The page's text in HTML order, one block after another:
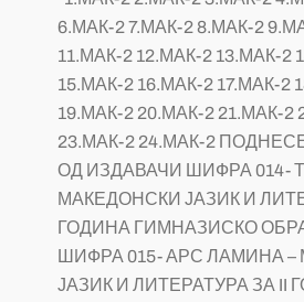
6.МАК-2 7.МАК-2 8.МАК-2
11.МАК-2 12.МАК-2 13.МАК-2
15.МАК-2 16.МАК-2 17.МАК-2
19.МАК-2 20.МАК-2 21.МАК-2
23.МАК-2 24.МАК-2
ОД ИЗДАВАЧИ ШИФРА 014-
МАКЕДОНСКИ ЈАЗИК И
ГОДИНА ГИМНАЗИСКО
ШИФРА 015- АРС ЛАМИНА
ЈАЗИК И ЛИТЕРАТУРА ЗА II